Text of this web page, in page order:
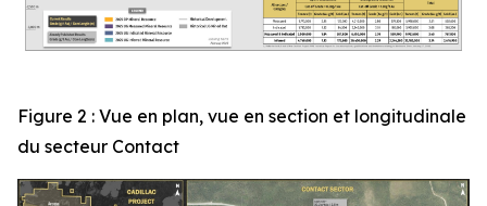
Figure 2 : Vue en plan, vue en section et longitudinale
du secteur Contact